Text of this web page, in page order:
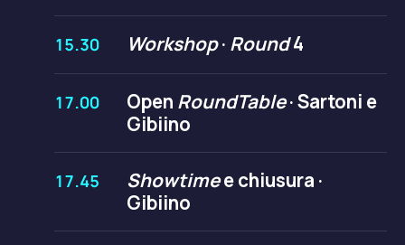
15.30 Workshop· Round4
17.00 Open RoundTable· Sartoni e
Gibiino
17.45 Showtimee chiusura ·
Gibiino